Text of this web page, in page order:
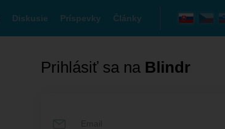
Diskusie Príspevky Články
Prihlásiť sa na Blindr